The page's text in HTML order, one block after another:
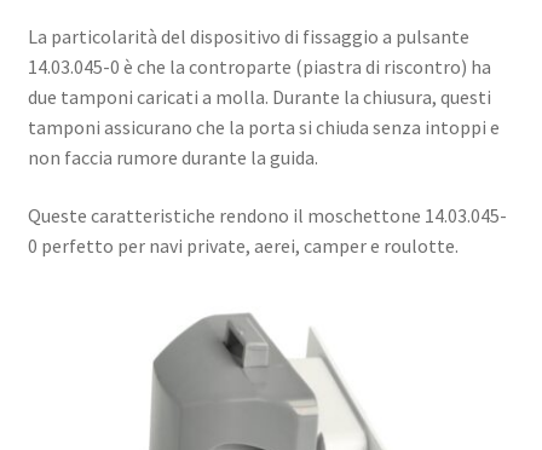
La particolarità del dispositivo di fissaggio a pulsante
14.03.045-0 è che la controparte (piastra di riscontro) ha
due tamponi caricati a molla. Durante la chiusura, questi
tamponi assicurano che la porta si chiuda senza intoppi e
non faccia rumore durante la guida.
Queste caratteristiche rendono il moschettone 14.03.045-
0 perfetto per navi private, aerei, camper e roulotte.